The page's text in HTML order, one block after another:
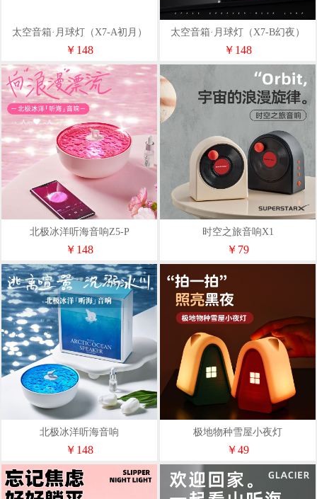
太空音箱·月球灯（X7-A初月）
￥148
太空音箱·月球灯（X7-B幻夜）
￥148
北极冰洋听海音响Z5-P
￥148
时空之旅音响X1
￥79
北极冰洋听海音响
￥148
极地物种雪屋小夜灯
￥49